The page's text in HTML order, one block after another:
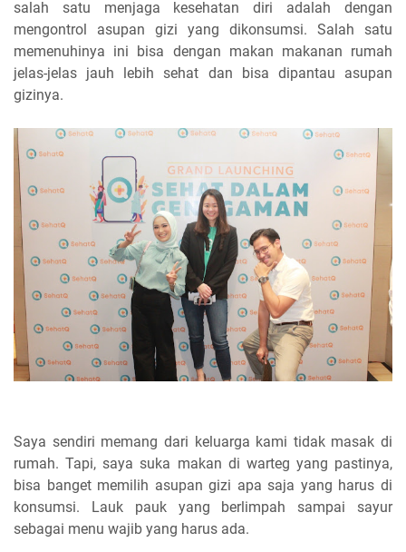
salah satu menjaga kesehatan diri adalah dengan
mengontrol asupan gizi yang dikonsumsi. Salah satu
memenuhinya ini bisa dengan makan makanan rumah
jelas-jelas jauh lebih sehat dan bisa dipantau asupan
gizinya.
Saya sendiri memang dari keluarga kami tidak masak di
rumah. Tapi, saya suka makan di warteg yang pastinya,
bisa banget memilih asupan gizi apa saja yang harus di
konsumsi. Lauk pauk yang berlimpah sampai sayur
sebagai menu wajib yang harus ada.